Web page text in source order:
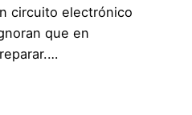
circuito electrónico
que en